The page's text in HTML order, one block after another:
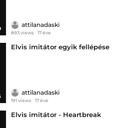
attilanadaski
893 views 17 éve
Elvis imitátor egyik fellépése
attilanadaski
191 views 17 éve
Elvis imitátor - Heartbreak